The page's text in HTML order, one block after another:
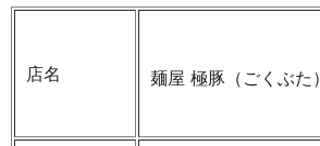
店名 麺屋 極豚（ごくぶた）